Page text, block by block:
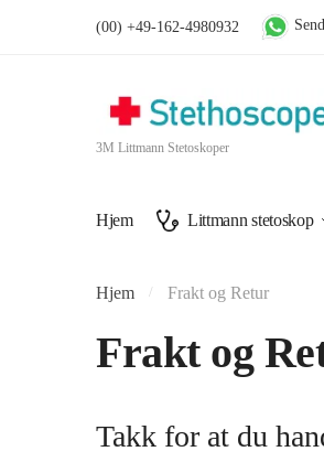
(00) +49-162-4980932
3M Littmann Stetoskoper
Hjem Littmann stetoskop
Hjem / Frakt og Retur
Frakt og
Takk for at du